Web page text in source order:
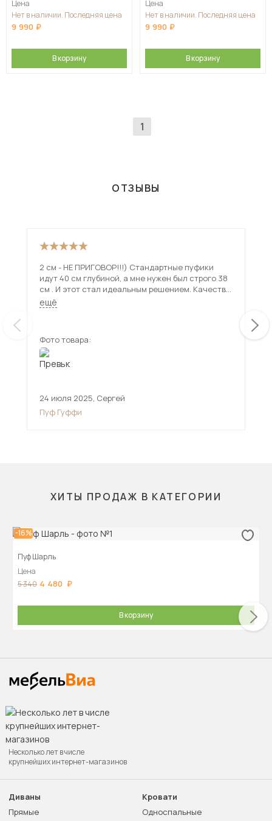
Цена
Нет в наличии. Последняя цена
9 990
В корзину
Цена
Нет в наличии. Последняя цена
9 990
В корзину
1
ОТЗЫВЫ
2 см - НЕ ПРИГОВОР!!!) Стандартные пуфики
идут 40 см глубиной, а мне нужен был строго 38
см . И этот стал идеальным решением. Качество
видно сразу: 1. Вес пуфика 5,5 кг что больше
других почти на 2 кг, за счёт качественного
любую стильную каркасную мебель 4. Ножки это
цельная сварная конструкция. А не отдельные
ножки как у других пуфиков
ещё
Фото товара:
24 июля 2025, Сергей
Пуф Гуффи
ХИТЫ ПРОДАЖ В КАТЕГОРИИ
-16%
Пуф Шарль
Цена
5 340 4 480
В корзину
Несколько лет в числе
крупнейших интернет-магазинов
Диваны
Прямые
Кровати
Односпальные